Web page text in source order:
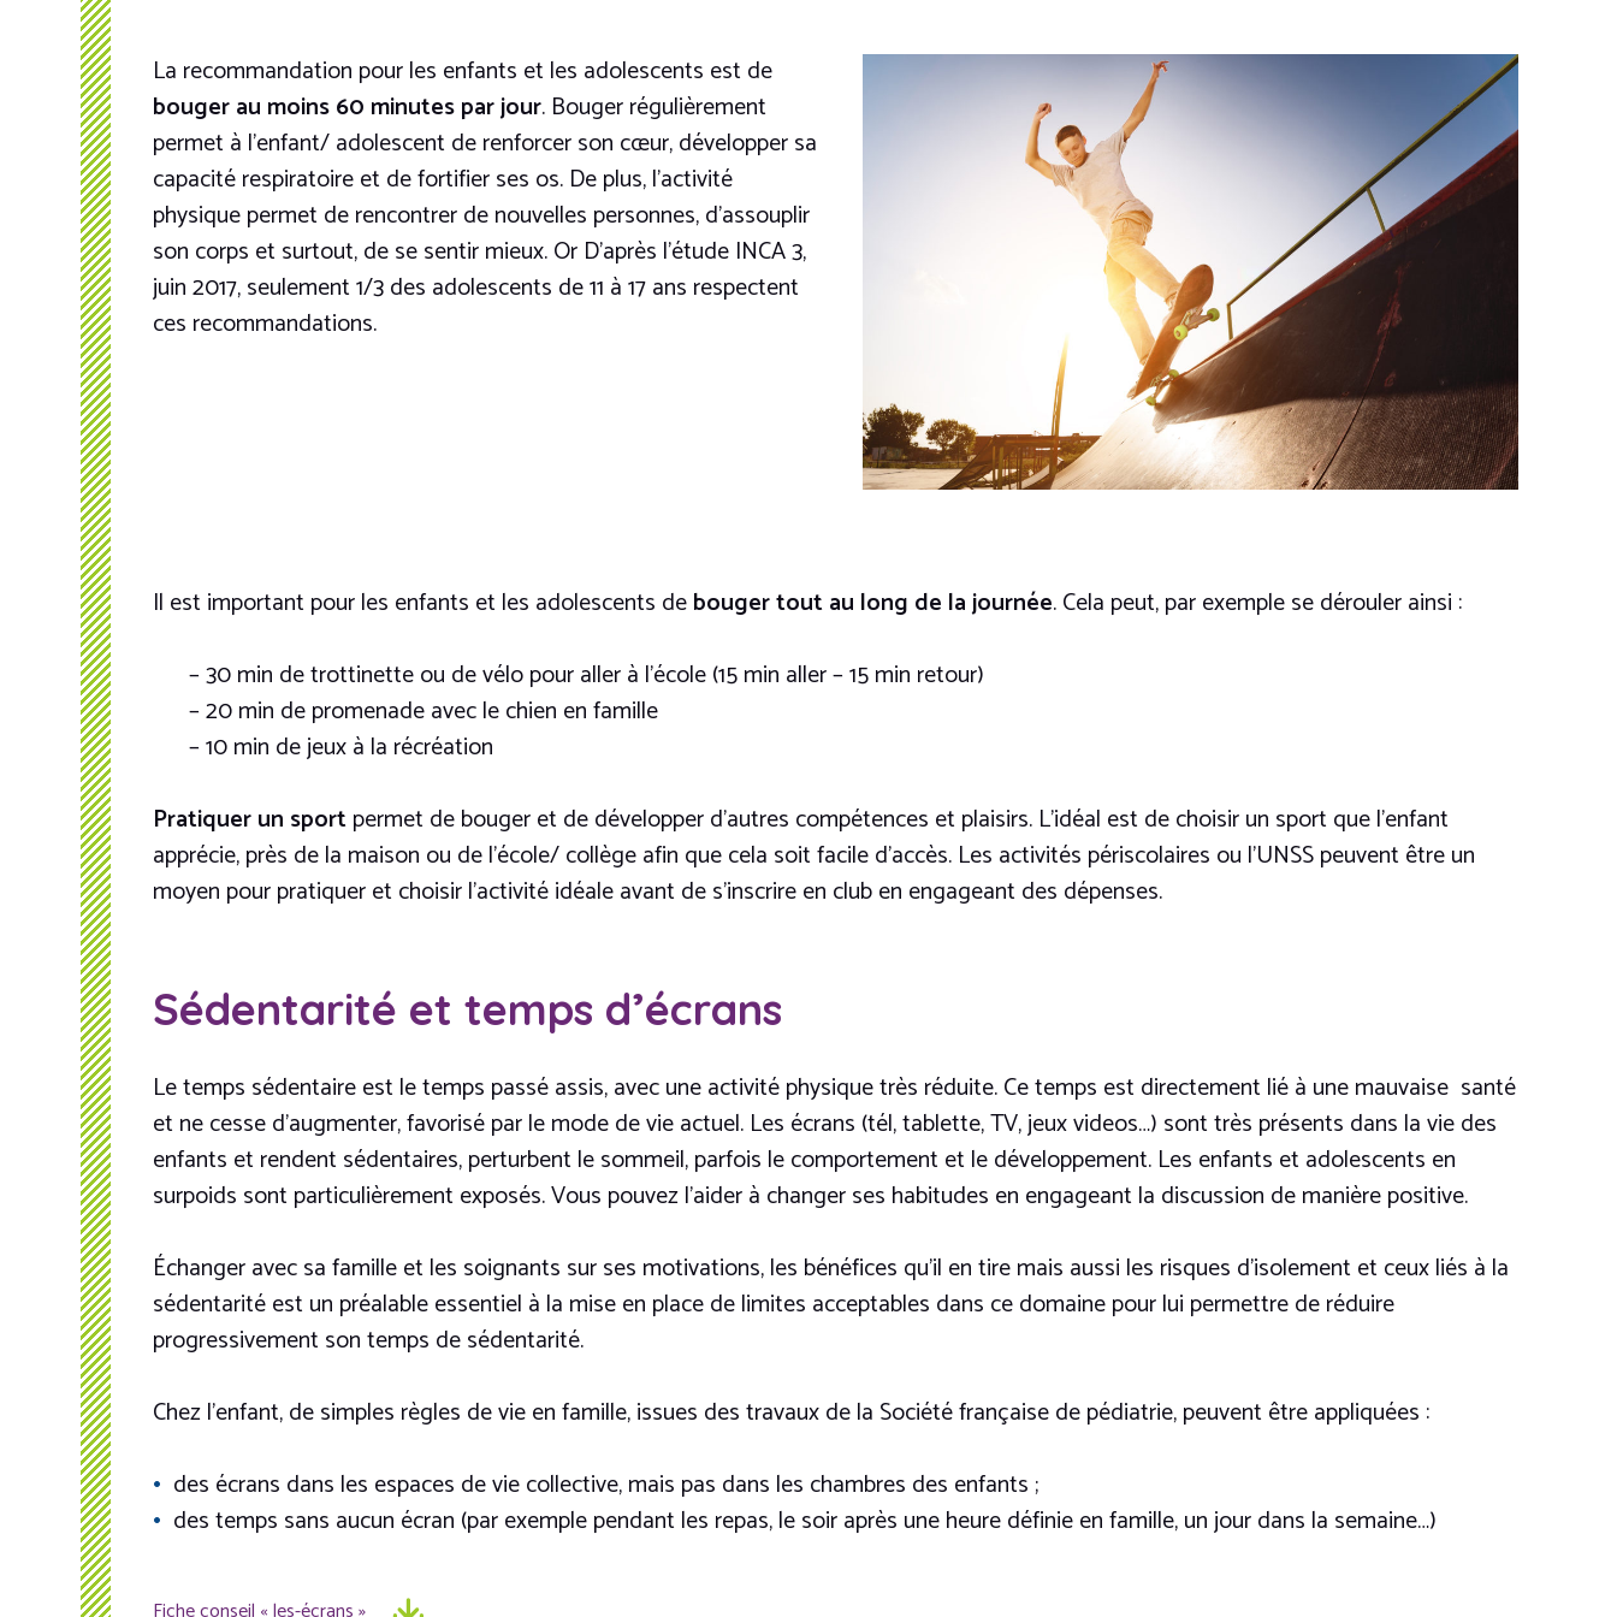
La recommandation pour les enfants et les adolescents est de
bouger au moins 60 minutes par jour. Bouger régulièrement
permet à l’enfant/ adolescent de renforcer son cœur, développer sa
capacité respiratoire et de fortifier ses os. De plus, l’activité
physique permet de rencontrer de nouvelles personnes, d’assouplir
son corps et surtout, de se sentir mieux. Or D’après l’étude INCA 3,
juin 2017, seulement 1/3 des adolescents de 11 à 17 ans respectent
ces recommandations.
Il est important pour les enfants et les adolescents debouger tout au long de la journée. Cela peut, par exemple se dérouler ainsi :
– 30 min de trottinette ou de vélo pour aller à l’école (15 min aller – 15 min retour)
– 20 min de promenade avec le chien en famille
– 10 min de jeux à la récréation
Pratiquer un sportpermet de bouger et de développer d’autres compétences et plaisirs. L’idéal est de choisir un sport que l’enfant
apprécie, près de la maison ou de l’école/ collège afin que cela soit facile d’accès. Les activités périscolaires ou l’UNSS peuvent être un
moyen pour pratiquer et choisir l’activité idéale avant de s’inscrire en club en engageant des dépenses.
Sédentarité et temps d’écrans
Le temps sédentaire est le temps passé assis, avec une activité physique très réduite. Ce temps est directement lié à une mauvaise santé
et ne cesse d’augmenter, favorisé par le mode de vie actuel. Les écrans (tél, tablette, TV, jeux videos…) sont très présents dans la vie des
enfants et rendent sédentaires, perturbent le sommeil, parfois le comportement et le développement. Les enfants et adolescents en
surpoids sont particulièrement exposés. Vous pouvez l’aider à changer ses habitudes en engageant la discussion de manière positive.
Échanger avec sa famille et les soignants sur ses motivations, les bénéfices qu’il en tire mais aussi les risques d’isolement et ceux liés à la
sédentarité est un préalable essentiel à la mise en place de limites acceptables dans ce domaine pour lui permettre de réduire
progressivement son temps de sédentarité.
Chez l’enfant, de simples règles de vie en famille, issues des travaux de la Société française de pédiatrie, peuvent être appliquées :
des écrans dans les espaces de vie collective, mais pas dans les chambres des enfants ;
des temps sans aucun écran (par exemple pendant les repas, le soir après une heure définie en famille, un jour dans la semaine…)